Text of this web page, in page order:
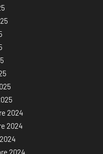
2024
2024
2024